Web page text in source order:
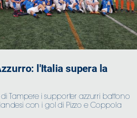
l'Italia supera la
Tampere i supporter azzurri battono
con i gol di Pizzo e Coppola